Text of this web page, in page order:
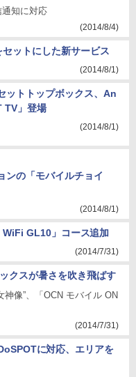
知に対応
(2014/8/4)
ットにした新サービス
(2014/8/1)
ットトップボックス、An
TV」登場
(2014/8/1)
ンの「モバイルチョイ
(2014/8/1)
GL10」コース追加
(2014/7/31)
クスが暑さを吹き飛ばす
神像”、「OCN モバイル ON
(2014/7/31)
に対応、エリアを